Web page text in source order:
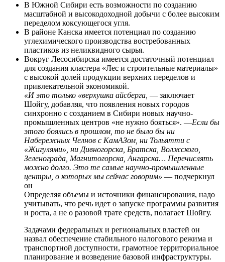
В Южной Сибири есть возможности по созданию
масштабной и высокодоходной добычи с более высоким
переделом коксующегося угля.
В районе Канска имеется потенциал по созданию
углехимического производства востребованных
пластиков из неликвидного сырья.
Вокруг Лесосибирска имеется достаточный потенциал
для создания кластера «Лес и строительные материалы»
с высокой долей продукции верхних переделов и
привлекательной экономикой.
«И это только «верхушка айсберга, — заключает
Шойгу, добавляя, что появления новых городов
синхронно с созданием в Сибири новых научно-
промышленных центров «не нужно бояться». —Если бы
этого боялись в прошлом, то не было бы ни
Набережных Челнов с КамАЗом, ни Тольятти с
«Жигулями», ни Дивногорска, Братска, Волжского,
Зеленограда, Магнитогорска, Ангарска… Перечислять
можно долго. Это те самые научно-промышленные
центры, о которых мы сейчас говорим» — подчеркнул
он
Определяя объемы и источники финансирования, надо
учитывать, что речь идет о запуске программы развития
и роста, а не о разовой трате средств, полагает Шойгу.
Задачами федеральных и региональных властей он
назвал обеспечение стабильного налогового режима и
транспортной доступности, грамотное территориальное
планирование и возведение базовой инфраструктуры.